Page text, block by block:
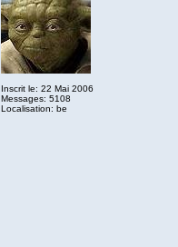
Inscrit le: 22 Mai 2006
Messages: 5108
Localisation: be